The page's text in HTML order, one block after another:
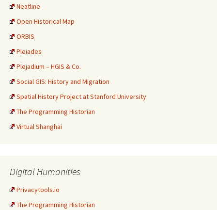
Neatline
Open Historical Map
ORBIS
Pleiades
Plejadium – HGIS & Co.
Social GIS: History and Migration
Spatial History Project at Stanford University
The Programming Historian
Virtual Shanghai
Digital Humanities
Privacytools.io
The Programming Historian